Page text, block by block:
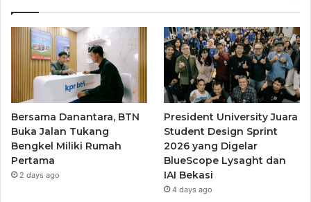
Bersama Danantara, BTN
Buka Jalan Tukang
Bengkel Miliki Rumah
Pertama
2 days ago
President University Juara
Student Design Sprint
2026 yang Digelar
BlueScope Lysaght dan
IAI Bekasi
4 days ago